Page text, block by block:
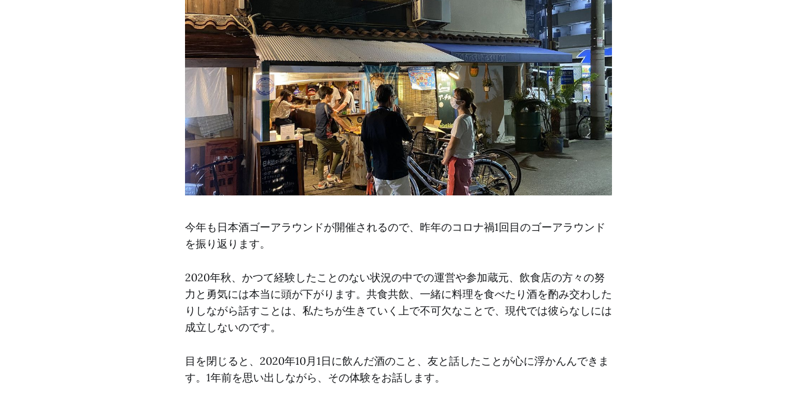
今年も日本酒ゴーアラウンドが開催されるので、昨年のコロナ禍1回目のゴーアラウンド
を振り返ります。
2020年秋、かつて経験したことのない状況の中での運営や参加蔵元、飲食店の方々の努
力と勇気には本当に頭が下がります。共食共飲、一緒に料理を食べたり酒を酌み交わした
りしながら話すことは、私たちが生きていく上で不可欠なことで、現代では彼らなしには
成立しないのです。
目を閉じると、2020年10月1日に飲んだ酒のこと、友と話したことが心に浮かんんできま
す。1年前を思い出しながら、その体験をお話します。